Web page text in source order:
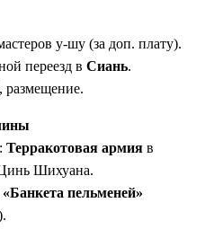
у-шу (за доп. плату).
переезд в Сиань.
размещение.
Терракотовая армия в
Шихуана.
«Банкета пельменей»